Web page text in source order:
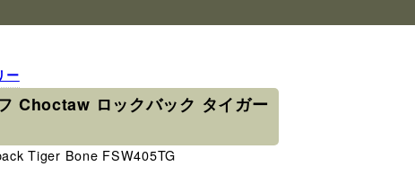
ー
Choctaw ロックバック タイガー
Tiger Bone FSW405TG